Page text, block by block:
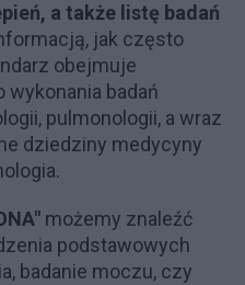
a także listę badań
jak często
obejmuje
wykonania badań
pulmonologii, a wraz
dziedziny medycyny
możemy znaleźć
podstawowych
badanie moczu, czy